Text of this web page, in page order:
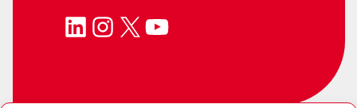
LinkedIn Instagram X YouTube